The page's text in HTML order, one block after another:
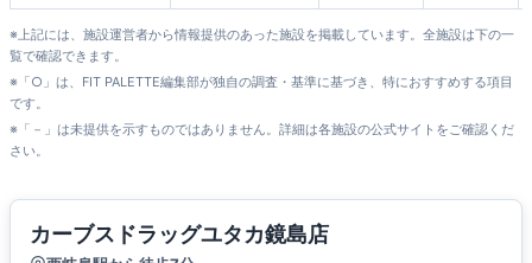
※上記には、施設運営者から情報提供のあった施設を掲載しています。全施設は下の一
覧で確認できます。
※「○」は、FIT PALETTE編集部が独自の調査・基準に基づき、特におすすめする項目
です。
※「－」は未提供を示すものではありません。詳細は各施設の公式サイトをご確認くだ
さい。
カーブスドラッグユタカ鏡島店